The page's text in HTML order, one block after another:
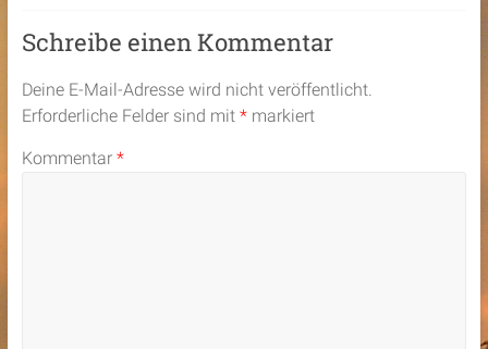
Schreibe einen Kommentar
Deine E-Mail-Adresse wird nicht veröffentlicht.
Erforderliche Felder sind mit *markiert
Kommentar *